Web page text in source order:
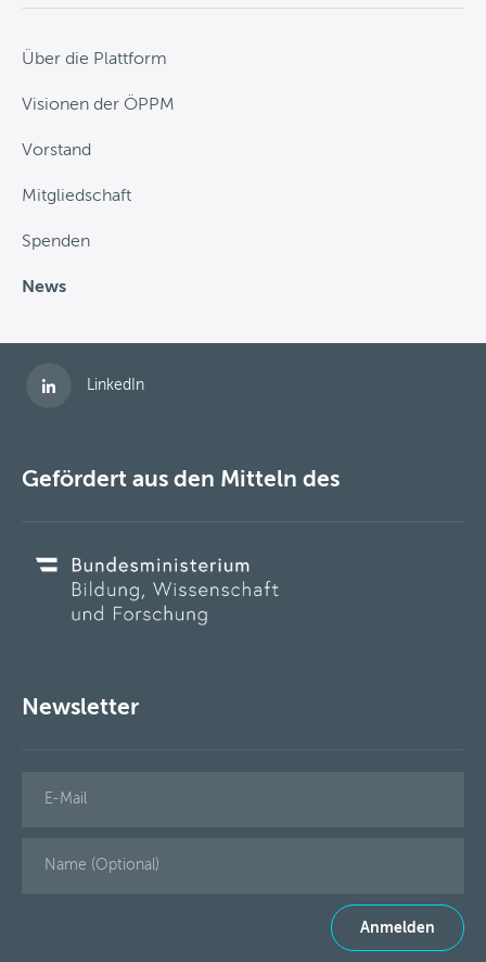
Über die Plattform
Visionen der ÖPPM
Vorstand
Mitgliedschaft
Spenden
News
Folgen Sie uns auf
LinkedIn
Gefördert aus den Mitteln des
Newsletter